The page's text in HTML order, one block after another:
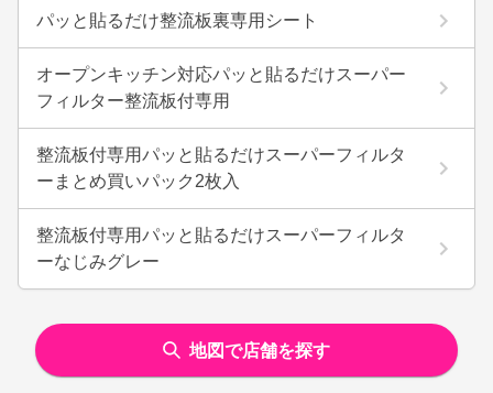
パッと貼るだけ整流板裏専用シート
オープンキッチン対応パッと貼るだけスーパー
フィルター整流板付専用
整流板付専用パッと貼るだけスーパーフィルタ
ーまとめ買いパック2枚入
整流板付専用パッと貼るだけスーパーフィルタ
ーなじみグレー
地図で店舗を探す